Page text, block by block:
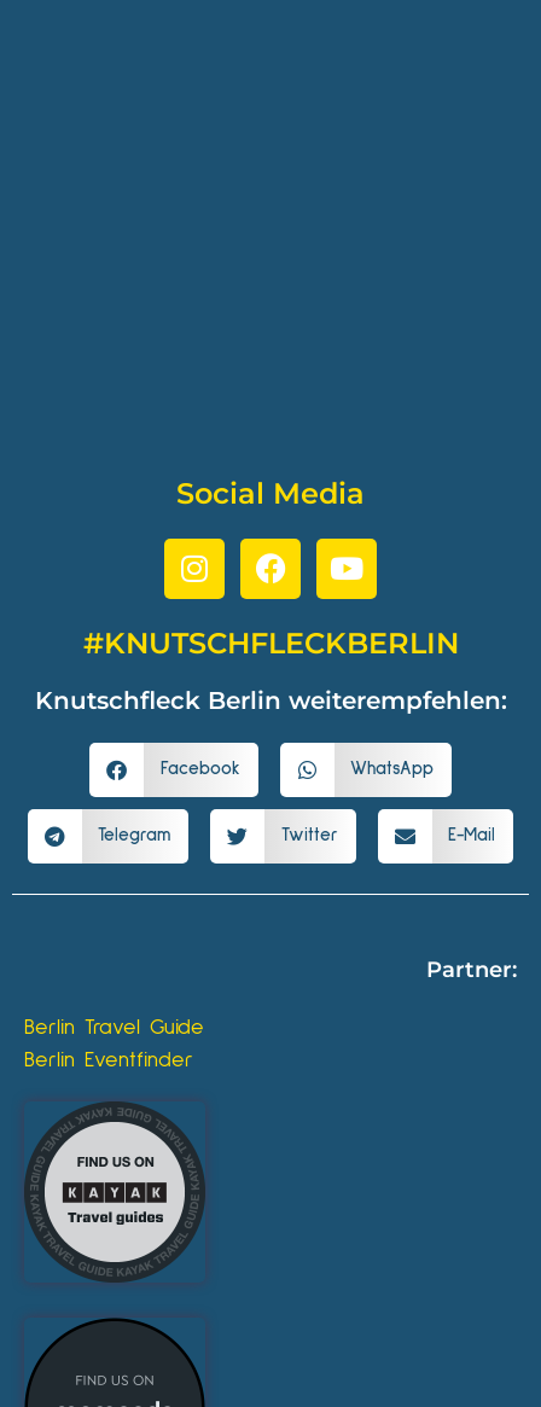
Social Media
#KNUTSCHFLECKBERLIN
Knutschfleck Berlin weiterempfehlen:
Facebook WhatsApp
Telegram Twitter E-Mail
Partner:
Berlin Travel Guide
Berlin Eventfinder